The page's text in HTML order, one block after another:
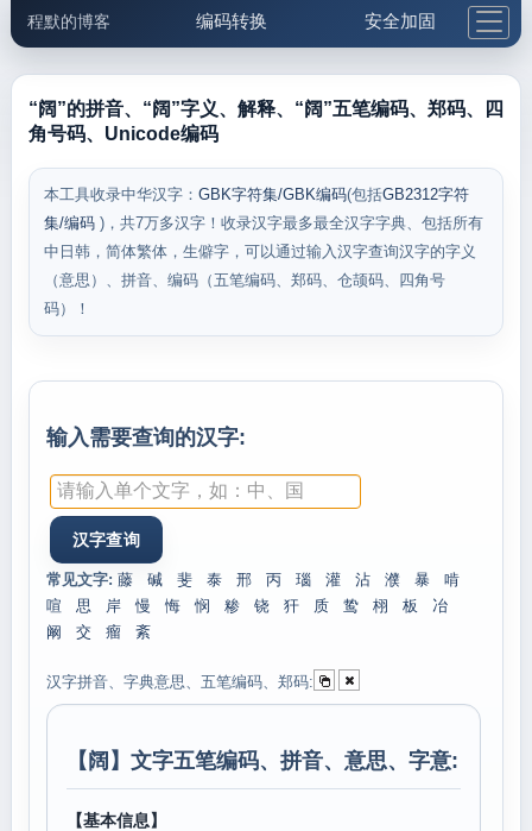
程默的博客 编码转换 安全加固
邮件工具 生活便民 更多工具
“阔”的拼音、“阔”字义、解释、“阔”五笔编码、郑码、四
角号码、Unicode编码
本工具收录中华汉字： GBK字符集/GBK编码(包括GB2312字符
集/编码 )，共7万多汉字！收录汉字最多最全汉字字典、包括所有
中日韩，简体繁体，生僻字，可以通过输入汉字查询汉字的字义
（意思）、拼音、编码（五笔编码、郑码、仓颉码、四角号
码）！
输入需要查询的汉字:
常见文字: 藤 碱 斐 泰 邢 丙 瑙 灌 沾 濮 暴
啃
喧
思 岸 慢 悔 悯 糁 铙 犴 质 鸷 栩 板
冶
阚
交 瘤 紊
汉字拼音、字典意思、五笔编码、郑码:
【 阔 】文字五笔编码、拼音、意思、字意:
【基本信息】